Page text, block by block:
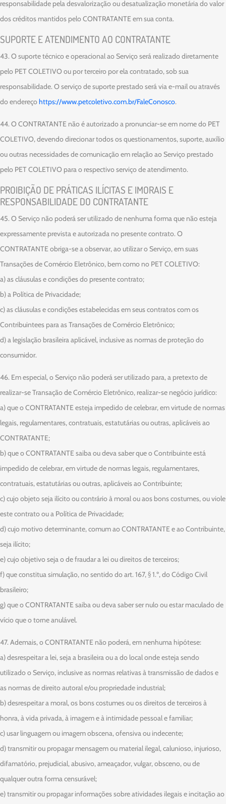
responsabilidade pela desvalorização ou desatualização monetária do valor
dos créditos mantidos pelo CONTRATANTE em sua conta.
SUPORTE E ATENDIMENTO AO CONTRATANTE
43. O suporte técnico e operacional ao Serviço será realizado diretamente
pelo PET COLETIVO ou por terceiro por ela contratado, sob sua
responsabilidade. O serviço de suporte prestado será via e-mail ou através
do endereçohttps://www.petcoletivo.com.br/FaleConosco.
44. O CONTRATANTE não é autorizado a pronunciar-se em nome do PET
COLETIVO, devendo direcionar todos os questionamentos, suporte, auxílio
ou outras necessidades de comunicação em relação ao Serviço prestado
pelo PET COLETIVO para o respectivo serviço de atendimento.
PROIBIÇÃO DE PRÁTICAS ILÍCITAS E IMORAIS E
RESPONSABILIDADE DO CONTRATANTE
45. O Serviço não poderá ser utilizado de nenhuma forma que não esteja
expressamente prevista e autorizada no presente contrato. O
CONTRATANTE obriga-se a observar, ao utilizar o Serviço, em suas
Transações de Comércio Eletrônico, bem como no PET COLETIVO:
a) as cláusulas e condições do presente contrato;
b) a Política de Privacidade;
c) as cláusulas e condições estabelecidas em seus contratos com os
Contribuintees para as Transações de Comércio Eletrônico;
d) a legislação brasileira aplicável, inclusive as normas de proteção do
consumidor.
46. Em especial, o Serviço não poderá ser utilizado para, a pretexto de
realizar-se Transação de Comércio Eletrônico, realizar-se negócio jurídico:
a) que o CONTRATANTE esteja impedido de celebrar, em virtude de normas
legais, regulamentares, contratuais, estatutárias ou outras, aplicáveis ao
CONTRATANTE;
b) que o CONTRATANTE saiba ou deva saber que o Contribuinte está
impedido de celebrar, em virtude de normas legais, regulamentares,
contratuais, estatutárias ou outras, aplicáveis ao Contribuinte;
c) cujo objeto seja ilícito ou contrário à moral ou aos bons costumes, ou viole
este contrato ou a Política de Privacidade;
d) cujo motivo determinante, comum ao CONTRATANTE e ao Contribuinte,
seja ilícito;
e) cujo objetivo seja o de fraudar a lei ou direitos de terceiros;
f) que constitua simulação, no sentido do art. 167, § 1.º, do Código Civil
brasileiro;
g) que o CONTRATANTE saiba ou deva saber ser nulo ou estar maculado de
vício que o torne anulável.
47. Ademais, o CONTRATANTE não poderá, em nenhuma hipótese:
a) desrespeitar a lei, seja a brasileira ou a do local onde esteja sendo
utilizado o Serviço, inclusive as normas relativas à transmissão de dados e
as normas de direito autoral e/ou propriedade industrial;
b) desrespeitar a moral, os bons costumes ou os direitos de terceiros à
honra, à vida privada, à imagem e à intimidade pessoal e familiar;
c) usar linguagem ou imagem obscena, ofensiva ou indecente;
d) transmitir ou propagar mensagem ou material ilegal, calunioso, injurioso,
difamatório, prejudicial, abusivo, ameaçador, vulgar, obsceno, ou de
qualquer outra forma censurável;
e) transmitir ou propagar informações sobre atividades ilegais e incitação ao